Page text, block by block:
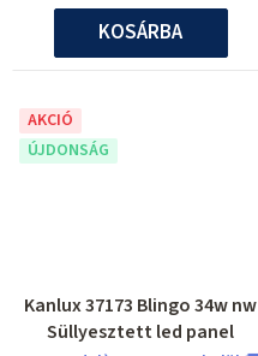
KOSÁRBA
AKCIÓ
ÚJDONSÁG
Kanlux 37173 Blingo 34w nw
Süllyesztett led panel